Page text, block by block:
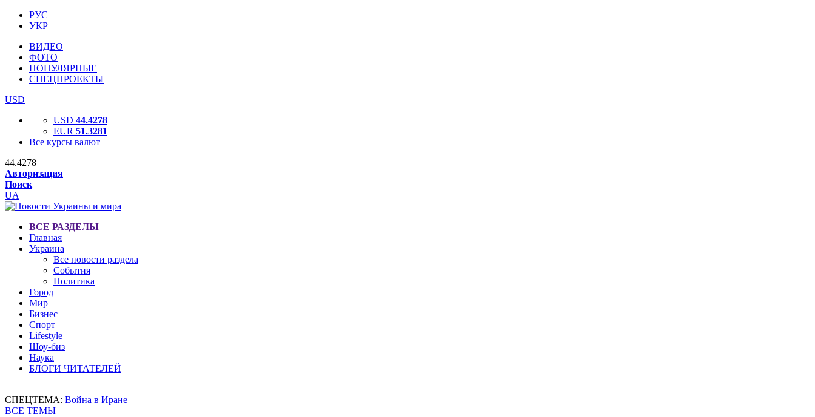
РУС
УКР
ВИДЕО
ФОТО
ПОПУЛЯРНЫЕ
СПЕЦПРОЕКТЫ
USD
USD 44.4278
EUR 51.3281
Все курсы валют
44.4278
Авторизация
Поиск
UA
ВСЕ РАЗДЕЛЫ
Главная
Украина
Все новости раздела
События
Политика
Город
Мир
Бизнес
Спорт
Lifestyle
Шоу-биз
Наука
БЛОГИ ЧИТАТЕЛЕЙ
СПЕЦТЕМА: Война в Иране
ВСЕ ТЕМЫ